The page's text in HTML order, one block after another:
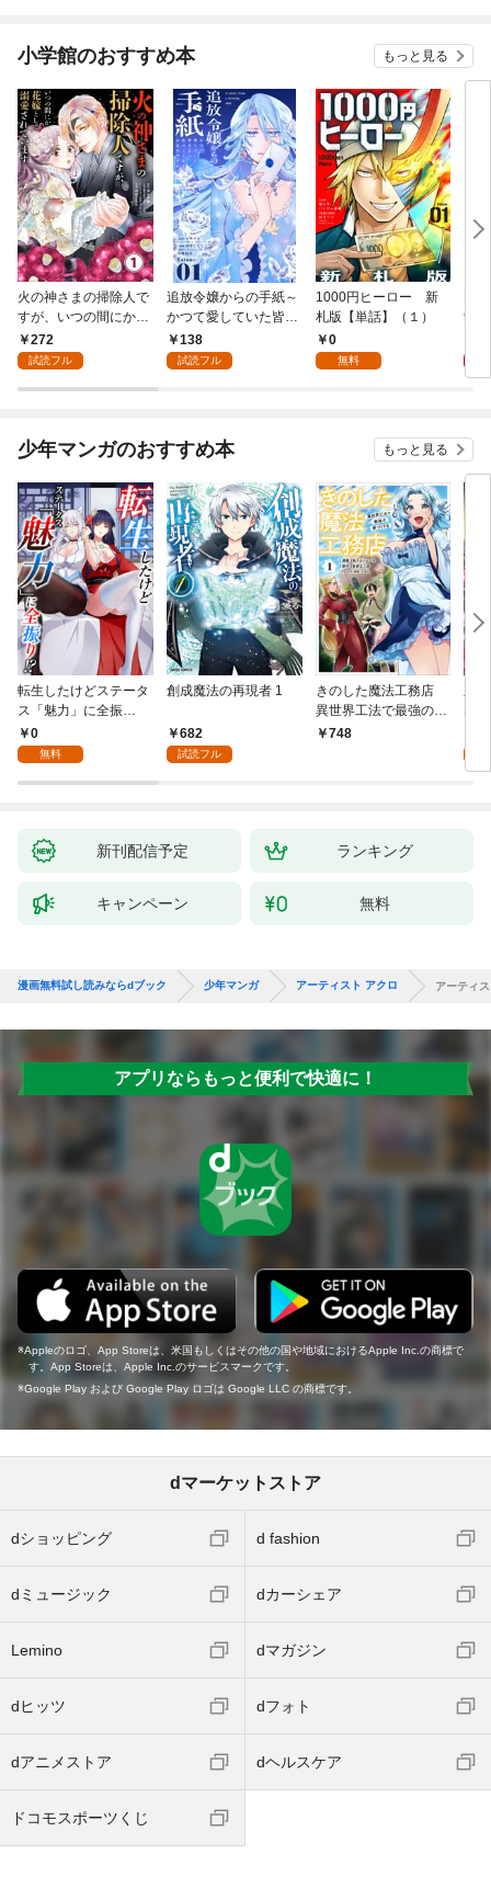
小学館のおすすめ本 もっと見る
火の神さまの掃除人で
すが、いつの間にか花
嫁として溺愛されてい
ます【単話】（１）
272
試読フル
追放令嬢からの手紙～
かつて愛していた皆さ
まへ 私のことなどお忘
れですか？～【単話】
138
試読フル
1000円ヒーロー 新
札版【単話】（１）
0
無料
9.5
少年マンガのおすすめ本 もっと見る
転生したけどステータ
ス「魅力」に全振
り！？(1)
0
無料
創成魔法の再現者 1
682
試読フル
きのした魔法工務店
異世界工法で最強の家
づくりを（コミック）
748
兆
る
新刊配信予定 ランキング
キャンペーン 無料
漫画無料試し読みならdブック 少年マンガ アーティスト アクロ アーティ
アプリならもっと便利で快適に！
Appleのロゴ、App Storeは、米国もしくはその他の国や地域におけるApple Inc.の商標で
す。App Storeは、Apple Inc.のサービスマークです。
Google Play および Google Play ロゴは Google LLC の商標です。
dマーケットストア
dショッピング d fashion
dミュージック dカーシェア
Lemino dマガジン
dヒッツ dフォト
dアニメストア dヘルスケア
ドコモスポーツくじ